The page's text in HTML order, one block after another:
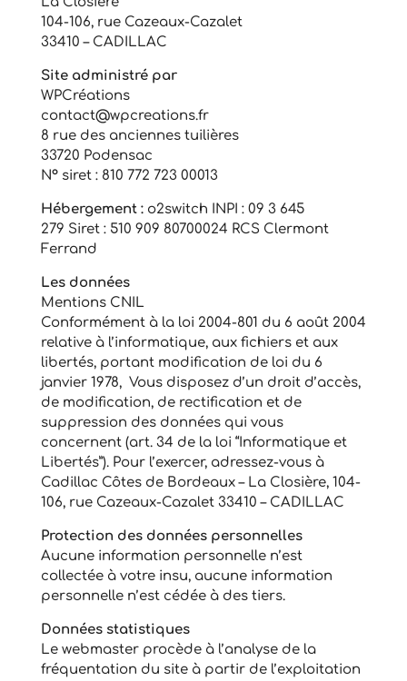
104-106, rue Cazeaux-Cazalet
33410 – CADILLAC
Site administré par
WPCréations
contact@wpcreations.fr
8 rue des anciennes tuilières
33720 Podensac
N° siret : 810 772 723 00013
Hébergement : o2switch INPI : 09 3 645
279 Siret : 510 909 80700024 RCS Clermont
Ferrand
Les données
Mentions CNIL
Conformément à la loi 2004-801 du 6 août 2004
relative à l’informatique, aux fichiers et aux
libertés, portant modification de loi du 6
janvier 1978, Vous disposez d’un droit d’accès,
de modification, de rectification et de
suppression des données qui vous
concernent (art. 34 de la loi “Informatique et
Libertés”). Pour l’exercer, adressez-vous à
Cadillac Côtes de Bordeaux – La Closière, 104-
106, rue Cazeaux-Cazalet 33410 – CADILLAC
Protection des données personnelles
Aucune information personnelle n’est
collectée à votre insu, aucune information
personnelle n’est cédée à des tiers.
Données statistiques
Le webmaster procède à l’analyse de la
fréquentation du site à partir de l’exploitation